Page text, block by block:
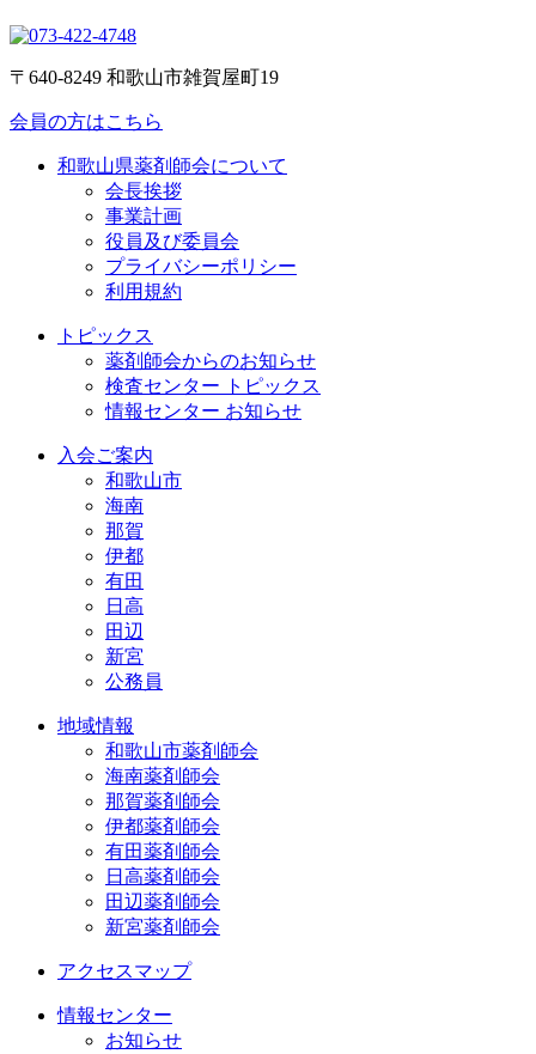
〒640-8249 和歌山市雑賀屋町19
会員の方はこちら
薬剤師協会ご案内
和歌山県薬剤師会について
会長挨拶
事業計画
役員及び委員会
プライバシーポリシー
利用規約
トピックストピックス
薬剤師会からのお知らせ
検査センター トピックス
情報センター お知らせ
入会のご案内
入会ご案内
和歌山市
海南
那賀
伊都
有田
日高
田辺
新宮
公務員
地域情報地域情報
和歌山市薬剤師会
海南薬剤師会
那賀薬剤師会
伊都薬剤師会
有田薬剤師会
日高薬剤師会
田辺薬剤師会
新宮薬剤師会
アクセスマップ
アクセスマップ
情報センター
情報センター
お知らせ